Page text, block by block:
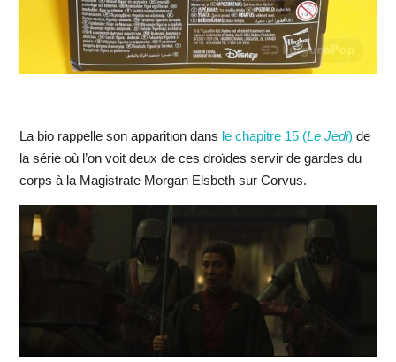
La bio rappelle son apparition dans le chapitre 15 (Le Jedi) de
la série où l’on voit deux de ces droïdes servir de gardes du
corps à la Magistrate Morgan Elsbeth sur Corvus.